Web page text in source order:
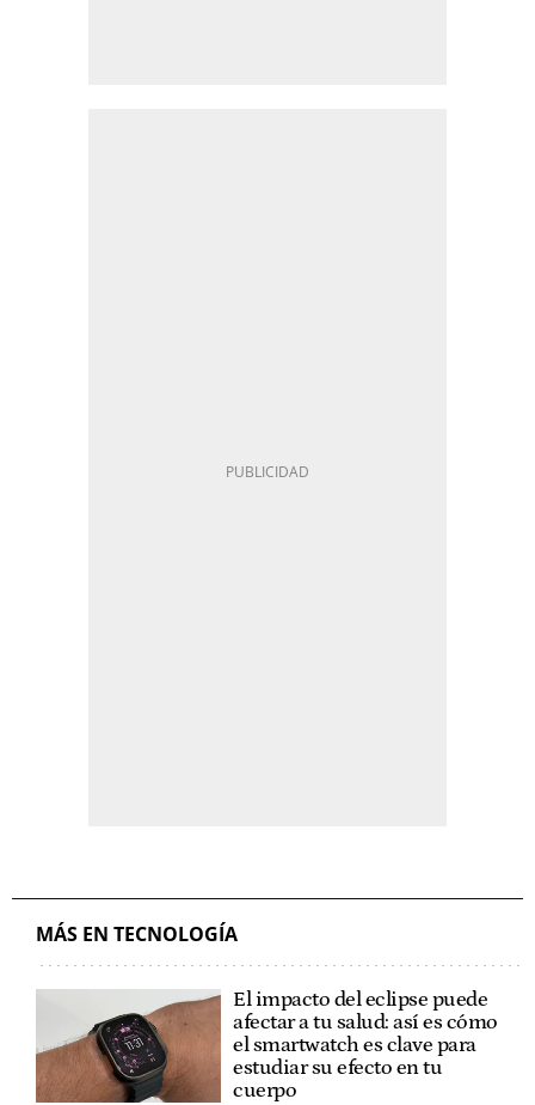
MÁS EN TECNOLOGÍA
El impacto del eclipse puede
afectar a tu salud: así es cómo
el smartwatch es clave para
estudiar su efecto en tu
cuerpo